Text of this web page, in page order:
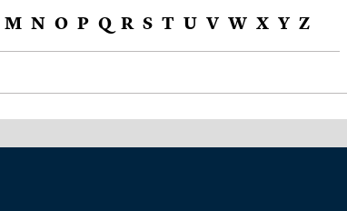
M N O P Q R S T U V W X Y Z